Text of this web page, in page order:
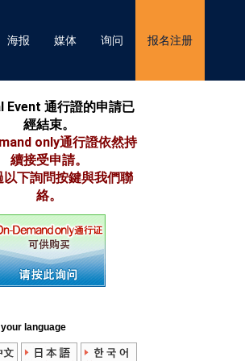
海报 媒体 询问 报名注册
Event 通行證的申請已
經結束。
only通行證依然持
續接受申請。
以下詢問按鍵與我們聯
絡。
language